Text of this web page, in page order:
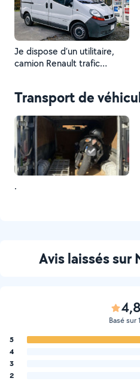
Je dispose d’un utilitaire,
camion Renault trafic
Transport de
.
Avis laissés sur
Basé sur
5
4
3
2